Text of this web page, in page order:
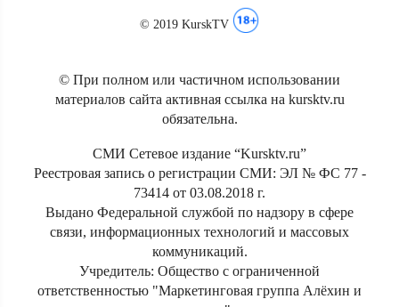
© 2019 KurskTV
© При полном или частичном использовании
материалов сайта активная ссылка на kursktv.ru
обязательна.
СМИ Сетевое издание “Kursktv.ru”
Реестровая запись о регистрации СМИ: ЭЛ № ФС 77 -
73414 от 03.08.2018 г.
Выдано Федеральной службой по надзору в сфере
связи, информационных технологий и массовых
коммуникаций.
Учредитель: Общество с ограниченной
ответственностью "Маркетинговая группа Алёхин и